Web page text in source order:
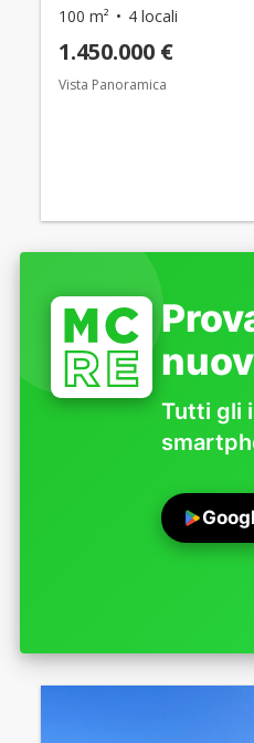
100 m² 4 locali
1.450.000 €
Vista Panoramica
Tutti gli